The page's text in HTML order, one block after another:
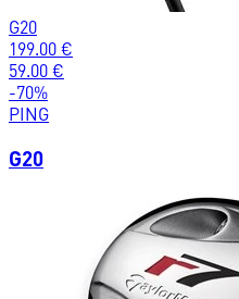
G20
199.00 €
59.00 €
-70%
PING
G20